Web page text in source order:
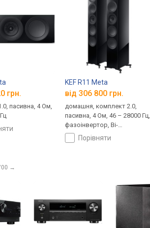
грн.
пасивна, 4 Ом,
KEF R11 Meta
від 306 800 грн.
домашня, комплект 2.0,
пасивна, 4 Ом, 46 – 28000 Гц,
фазоінвертор, Bi-
Amping/Wiring
порівняти
→